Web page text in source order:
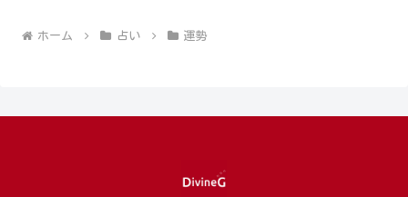
ホーム 占い 運勢